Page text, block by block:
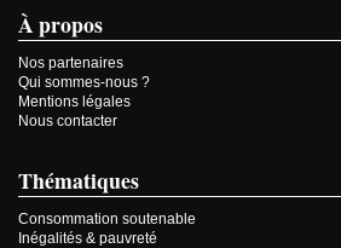
À propos
Nos partenaires
Qui sommes-nous ?
Mentions légales
Nous contacter
Thématiques
Consommation soutenable
Inégalités & pauvreté